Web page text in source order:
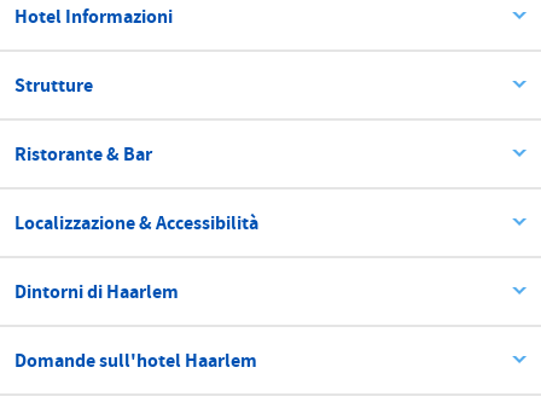
Hotel Informazioni
Strutture
Ristorante & Bar
Localizzazione & Accessibilità
Dintorni di Haarlem
Domande sull'hotel Haarlem